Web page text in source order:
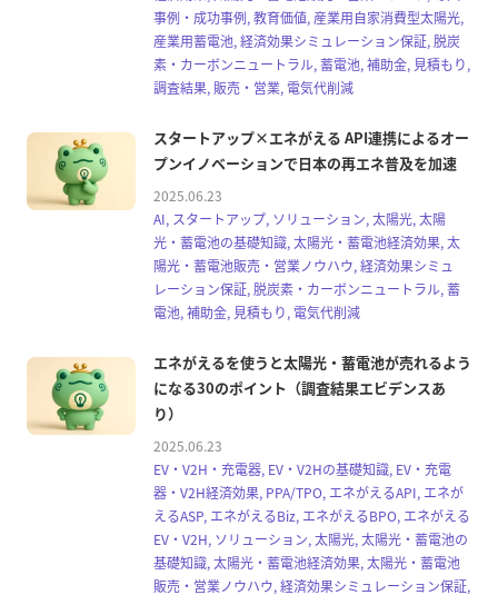
事例・成功事例, 教育価値, 産業用自家消費型太陽光,
産業用蓄電池, 経済効果シミュレーション保証, 脱炭
素・カーボンニュートラル, 蓄電池, 補助金, 見積もり,
調査結果, 販売・営業, 電気代削減
スタートアップ×エネがえる API連携によるオー
プンイノベーションで日本の再エネ普及を加速
2025.06.23
AI, スタートアップ, ソリューション, 太陽光, 太陽
光・蓄電池の基礎知識, 太陽光・蓄電池経済効果, 太
陽光・蓄電池販売・営業ノウハウ, 経済効果シミュ
レーション保証, 脱炭素・カーボンニュートラル, 蓄
電池, 補助金, 見積もり, 電気代削減
エネがえるを使うと太陽光・蓄電池が売れるよう
になる30のポイント（調査結果エビデンスあ
り）
2025.06.23
EV・V2H・充電器, EV・V2Hの基礎知識, EV・充電
器・V2H経済効果, PPA/TPO, エネがえるAPI, エネが
えるASP, エネがえるBiz, エネがえるBPO, エネがえる
EV・V2H, ソリューション, 太陽光, 太陽光・蓄電池の
基礎知識, 太陽光・蓄電池経済効果, 太陽光・蓄電池
販売・営業ノウハウ, 経済効果シミュレーション保証,